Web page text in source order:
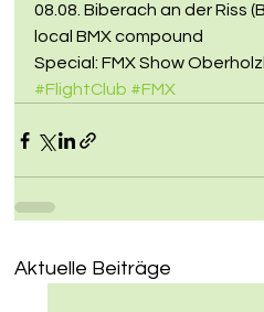
08.08. Biberach an der Riss
local BMX compound
Special: FMX Show
#FlightClub #FMX
Aktuelle Beiträge